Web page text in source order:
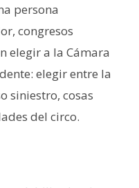
persona
congresos
elegir a la Cámara
elegir entre la
siniestro, cosas
del circo.